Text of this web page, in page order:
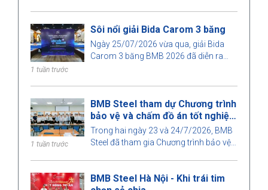
1 tuần trước
Sôi nổi giải Bida Carom 3 băng
Ngày 25/07/2026 vừa qua, giải Bida
Carom 3 băng BMB 2026 đã diễn ra
1 tuần trước
BMB Steel tham dự Chương trình
bảo vệ và chấm đồ án tốt nghiệp
2026
Trong hai ngày 23 và 24/7/2026, BMB
Steel đã tham gia Chương trình bảo vệ
2026 do Khoa Xây dựng, Trường Đại
BMB Steel Hà Nội - Khi trái tim